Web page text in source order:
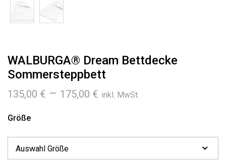
WALBURGA® Dream Bettdecke
Sommersteppbett
135,00 € – 175,00 € Preisspanne:
inkl. MwSt.
Größe